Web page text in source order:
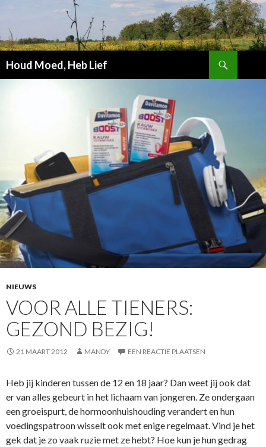
Houd Moed, Heb Lief
NIEUWS
VOOR ALLE TIENERS:
GEZOND BEZIG!
21 MAART 2012 MANDY EEN REACTIE PLAATSEN
Heb jij kinderen tussen de 12 en 18 jaar? Dan weet jij ook dat
er van alles gebeurt in het lichaam van jongeren. Ze ondergaan
een groeispurt, de hormoonhuishouding verandert en hun
voedingspatroon wisselt ook met enige regelmaat. Vind je het
gek dat je zo vaak ruzie met ze hebt? Hoe kun je hun gedrag